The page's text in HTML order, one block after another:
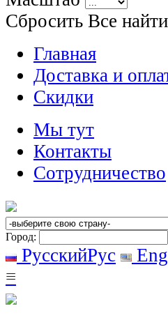
Сбросить Все найти
Главная
Доставка и
Скидки
Мы тут
Контакты
Сотрудничество
Город:
РусскийРус
≡